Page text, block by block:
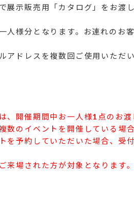
展示販売用「カタログ」をお渡
人様分となります。お連れのお
アドレスを複数回ご使用いただ
、開催期間中お一人様1点のお渡
数のイベントを開催している場
を予約していただいた場合、受
来場された方が対象となりま